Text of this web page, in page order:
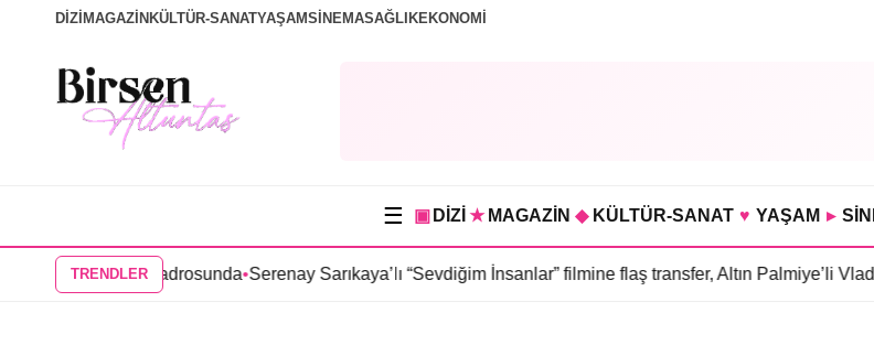
DİZİ MAGAZİN KÜLTÜR-SANATYAŞAMSİNEMASAĞLIKEKONOMİ
☰ ▣ DİZİ ★ MAGAZİN ◆ KÜLTÜR-SANAT ♥ YAŞAM ▸
TRENDLER
kadrosunda• Serenay Sarıkaya’lı “Sevdiğim İnsanlar” filmine flaş transfer, Altın Palmiye’li Vlad Ivanov